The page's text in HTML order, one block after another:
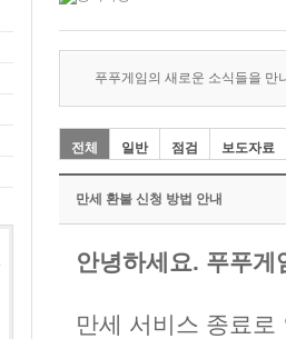
푸푸게임의 새로운 소식들을 만
전체 일반 점검 보도자료
만세 환불 신청 방법 안내
안녕하세요. 푸푸게
만세 서비스 종료